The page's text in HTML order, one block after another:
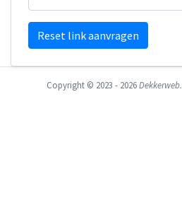
Reset link aanvragen
Copyright © 2023 - 2026